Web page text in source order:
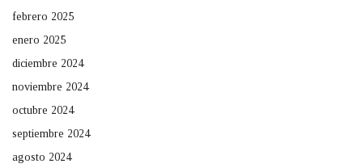
febrero 2025
enero 2025
diciembre 2024
noviembre 2024
octubre 2024
septiembre 2024
agosto 2024